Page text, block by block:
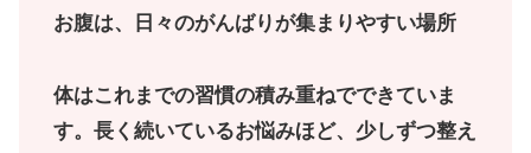
お腹は、日々のがんばりが集まりやすい場所
体はこれまでの習慣の積み重ねでできていま
す。長く続いているお悩みほど、少しずつ整え